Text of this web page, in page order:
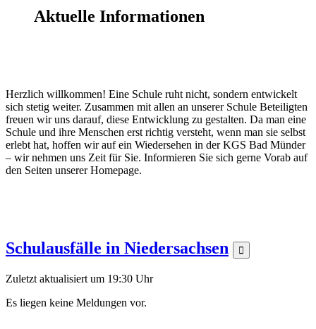
Aktuelle Informationen
Herzlich willkommen! Eine Schule ruht nicht, sondern entwickelt
sich stetig weiter. Zusammen mit allen an unserer Schule Beteiligten
freuen wir uns darauf, diese Entwicklung zu gestalten. Da man eine
Schule und ihre Menschen erst richtig versteht, wenn man sie selbst
erlebt hat, hoffen wir auf ein Wiedersehen in der KGS Bad Münder
– wir nehmen uns Zeit für Sie. Informieren Sie sich gerne Vorab auf
den Seiten unserer Homepage.
Schulausfälle in Niedersachsen 
Zuletzt aktualisiert um 19:30 Uhr
Es liegen keine Meldungen vor.